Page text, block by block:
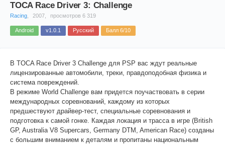
TOCA Race Driver 3: Challenge
Racing 2007, просмотров 6 319
Android v1.0.1 Русский Балл 6/10
В TOCA Race Driver 3 Challenge для PSP вас ждут реальные
лицензированные автомобили, треки, правдоподобная физика и
система повреждений.
В режиме World Challenge вам придется поучаствовать в серии
международных соревнований, каждому из которых
предшествуют драйвер-тест, специальные соревнования и
подготовка к самой гонке. Каждая локация и трасса в игре (British
GP, Australia V8 Supercars, Germany DTM, American Race) созданы
с большим вниманием к деталям и пропитаны национальным